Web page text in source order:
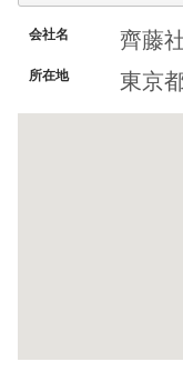
会社名 齊藤
所在地 東京